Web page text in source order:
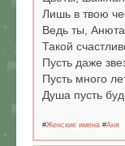
Лишь в твою
Ведь ты,
Такой
Пусть даже
Пусть много
Душа пусть
#Женские имена #Аня